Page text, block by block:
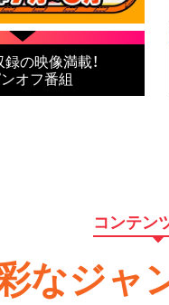
の映像満載！
オフ番組
コンテン
なジャ